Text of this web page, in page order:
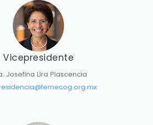
Vicepresidente
Josefina Lira Plascencia